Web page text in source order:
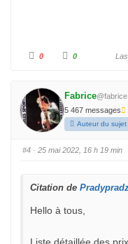
C
l
e
z
u
r
e
d
s
c
d
0
C
l
e
z
p
o
u
r
n
p
e
l
v
é
0
Fabrice@fabrice
5 467 messages
Auteur du sujet
#4· 25 mai 2022, 16 h 19 min
Citation de
Hello à tous,
Liste détaillée des